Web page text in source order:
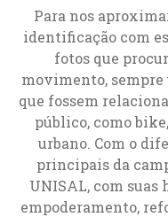
Para nos
identificação com
fotos que
movimento,
que fossem
público, como
urbano. Com o
principais da
UNISAL, com suas
empoderamento,